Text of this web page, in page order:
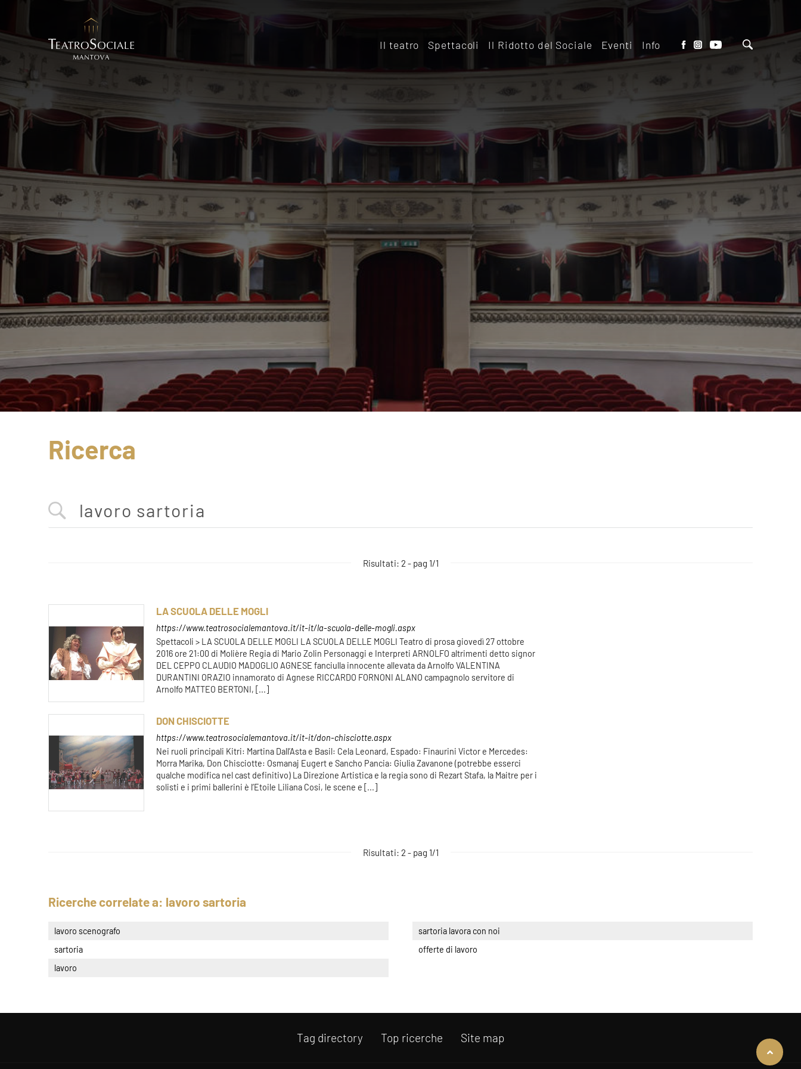
Il teatro
Affitta il Teatro
Sostieni il Teatro
Spettacoli Il Ridotto del Sociale
Il ridotto del Teatro
Affitta il ridotto
Archivio Eventi del
Ridotto
Eventi Info
Dove siamo
Ricerca
Risultati: 2 - pag 1/1
LA SCUOLA DELLE MOGLI
https://www.teatrosocialemantova.it/it-it/la-scuola-delle-mogli.aspx
Spettacoli > LA SCUOLA DELLE MOGLI LA SCUOLA DELLE MOGLI Teatro di prosa giovedì 27 ottobre
2016 ore 21:00 di Molière Regia di Mario Zolin Personaggi e Interpreti ARNOLFO altrimenti detto signor
DEL CEPPO CLAUDIO MADOGLIO AGNESE fanciulla innocente allevata da Arnolfo VALENTINA
DURANTINI ORAZIO innamorato di Agnese RICCARDO FORNONI ALANO campagnolo servitore di
Arnolfo MATTEO BERTONI, [...]
DON CHISCIOTTE
https://www.teatrosocialemantova.it/it-it/don-chisciotte.aspx
Nei ruoli principali Kitri: Martina Dall’Asta e Basil: Cela Leonard, Espado: Finaurini Victor e Mercedes:
Morra Marika, Don Chisciotte: Osmanaj Eugert e Sancho Pancia: Giulia Zavanone (potrebbe esserci
qualche modifica nel cast definitivo) La Direzione Artistica e la regia sono di Rezart Stafa, la Maitre per i
solisti e i primi ballerini è l’Etoile Liliana Cosi, le scene e [...]
Risultati: 2 - pag 1/1
Ricerche correlate a: lavoro sartoria
lavoro scenografo
sartoria lavora con noi
sartoria
offerte di lavoro
lavoro
Tag directory Top ricerche Site map